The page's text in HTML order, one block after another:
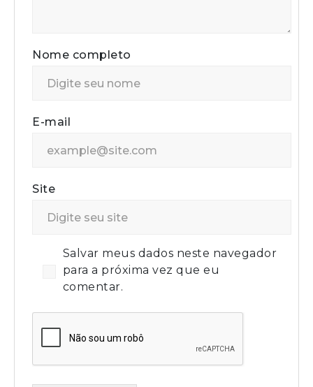
Nome completo
E-mail
Site
Salvar meus dados neste navegador
para a próxima vez que eu
comentar.